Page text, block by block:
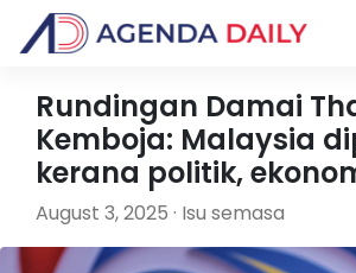
Rundingan Damai
Kemboja: Malaysia
kerana politik,
August 3, 2025 · Isu semasa